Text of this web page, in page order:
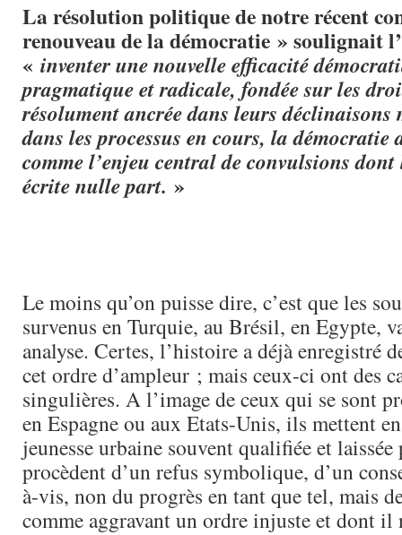
La résolution politique de notre récent
renouveau de la démocratie » soulignait
« inventer une nouvelle efficacité
pragmatique et radicale, fondée sur les
résolument ancrée dans leurs déclinaisons
dans les processus en cours, la
comme l’enjeu central de convulsions dont
écrite nulle part. »
Le moins qu’on puisse dire, c’est que les
survenus en Turquie, au Brésil, en Egypte,
analyse. Certes, l’histoire a déjà enregistré
cet ordre d’ampleur ; mais ceux-ci ont des
singulières. A l’image de ceux qui se sont
en Espagne ou aux Etats-Unis, ils mettent
jeunesse urbaine souvent qualifiée et
procèdent d’un refus symbolique, d’un
à-vis, non du progrès en tant que tel, mais
comme aggravant un ordre injuste et dont il